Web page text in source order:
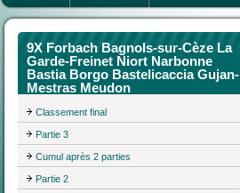
9X Forbach Bagnols-sur-Cèze La
Garde-Freinet Niort Narbonne
Bastia Borgo Bastelicaccia Gujan-
Mestras Meudon
Classement final
Partie 3
Cumul après 2 parties
Partie 2